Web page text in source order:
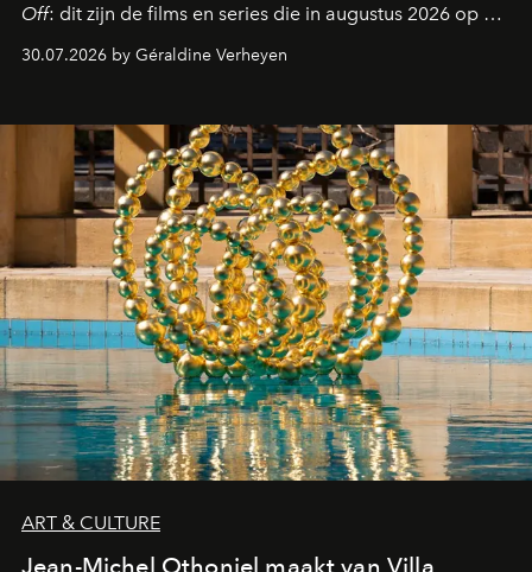
Off: dit zijn de films en series die in augustus 2026 op de
streamingplatformen verschijnen.
30.07.2026 by Géraldine Verheyen
ART & CULTURE
Jean-Michel Othoniel maakt van Villa